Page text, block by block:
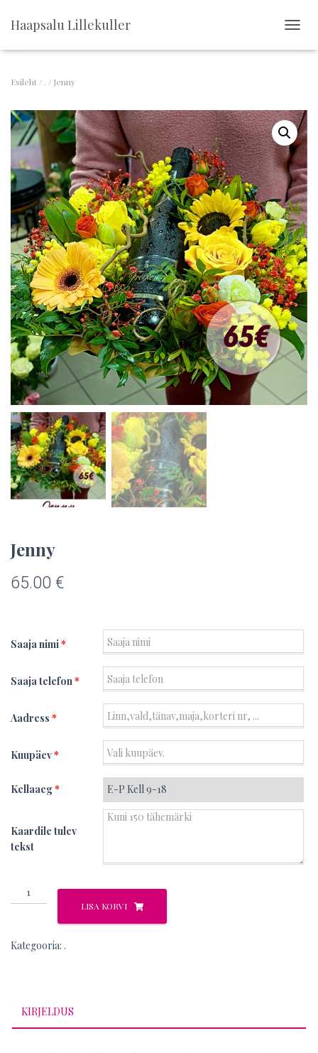
Haapsalu Lillekuller
O
N
A
V
I
G
A
T
I
O
N
Esileht / . / Jenny
Jenny
65.00 €
Saaja nimi *
Saaja telefon *
Aadress *
Kuupäev*
Kellaaeg*
Kaardile tulev
tekst
Jenny
kogus
LISA KORVI
Kategooria: .
KIRJELDUS